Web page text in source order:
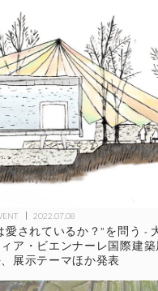
2022.07.08
愛されているか？"を問う -
ア・ビエンナーレ国際建
展示テーマほか発表